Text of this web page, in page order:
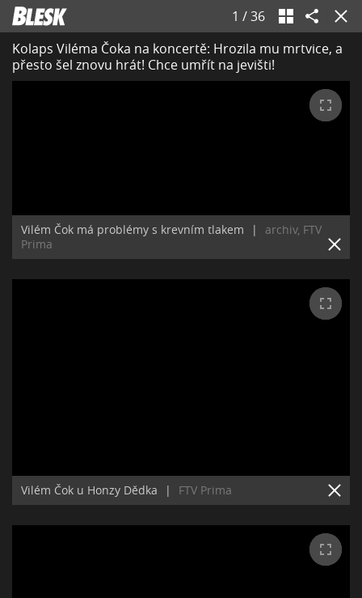
1 /36
Kolaps Viléma Čoka na koncertě: Hrozila mu mrtvice, a
přesto šel znovu hrát! Chce umřít na jevišti!
Vilém Čok má problémy s krevním tlakem |
archiv, FTV
Prima
Vilém Čok u Honzy Dědka | FTV Prima